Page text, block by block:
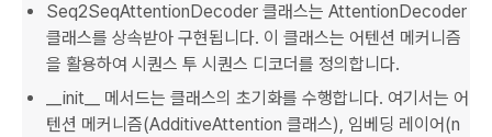
Seq2SeqAttentionDecoder 클래스는 AttentionDecoder
클래스를 상속받아 구현됩니다. 이 클래스는 어텐션 메커니즘
을 활용하여 시퀀스 투 시퀀스 디코더를 정의합니다.
__init__ 메서드는 클래스의 초기화를 수행합니다. 여기서는 어
텐션 메커니즘(AdditiveAttention 클래스), 임베딩 레이어(n